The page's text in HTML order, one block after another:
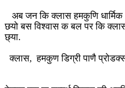
अब जन कि क्लास हमकुणि धार्मिक
छयो बस विश्वास क बल पर कि
छ्या.
क्लास, हमकुण डिग्री पाणै